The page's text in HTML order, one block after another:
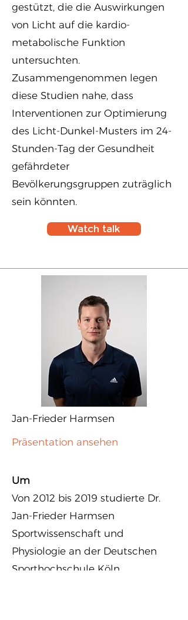
gestützt, die die Auswirkungen
von Licht auf die kardio-
metabolische Funktion
untersuchten.
Zusammengenommen legen
diese Studien nahe, dass
Interventionen zur Optimierung
des Licht-Dunkel-Musters im 24-
Stunden-Tag der Gesundheit
gefährdeter
Bevölkerungsgruppen zuträglich
sein könnten.
Watch talk
Jan-Frieder Harmsen
Präsentation ansehen
Um
Von 2012 bis 2019 studierte Dr.
Jan-Frieder Harmsen
Sportwissenschaft und
Physiologie an der Deutschen
Sporthochschule Köln.